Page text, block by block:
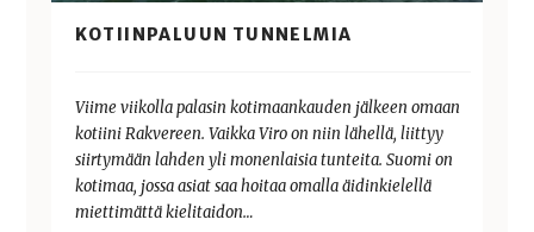
KOTIINPALUUN TUNNELMIA
Viime viikolla palasin kotimaankauden jälkeen omaan
kotiini Rakvereen. Vaikka Viro on niin lähellä, liittyy
siirtymään lahden yli monenlaisia tunteita. Suomi on
kotimaa, jossa asiat saa hoitaa omalla äidinkielellä
miettimättä kielitaidon…